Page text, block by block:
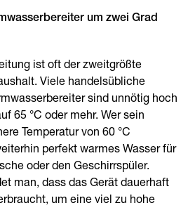
um zwei Grad
ist oft der zweitgrößte
Viele handelsübliche
sind unnötig hoch
65 °C oder mehr. Wer sein
Temperatur von 60 °C
perfekt warmes Wasser für
oder den Geschirrspüler.
man, dass das Gerät dauerhaft
um eine viel zu hohe